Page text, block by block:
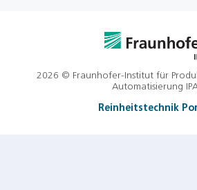
2026 © Fraunhofer-Institut für
Automatisierung
Reinheitstechnik